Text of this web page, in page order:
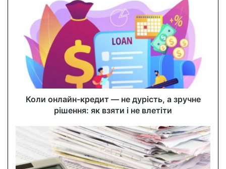
Коли онлайн-кредит — не дурість, а зручне
рішення: як взяти і не влетіти